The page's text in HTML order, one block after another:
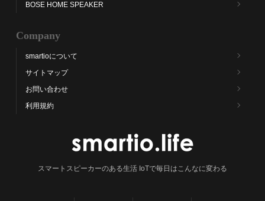
BOSE HOME SPEAKER
Company
smartioについて
サイトマップ
お問い合わせ
利用規約
スマートスピーカーのある生活 IoTで毎日はこんなに変わる